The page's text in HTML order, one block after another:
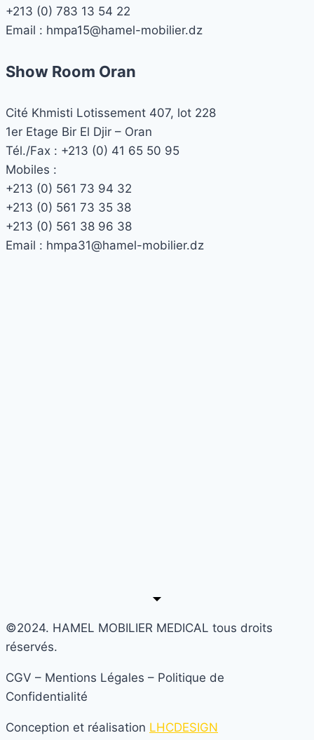
+213 (0) 783 13 54 22
Email : hmpa15@hamel-mobilier.dz
Show Room Oran
Cité Khmisti Lotissement 407, lot 228
1er Etage Bir El Djir – Oran
Tél./Fax : +213 (0) 41 65 50 95
Mobiles :
+213 (0) 561 73 94 32
+213 (0) 561 73 35 38
+213 (0) 561 38 96 38
Email : hmpa31@hamel-mobilier.dz
©2024. HAMEL MOBILIER MEDICAL tous droits
réservés.
CGV – Mentions Légales – Politique de
Confidentialité
Conception et réalisation LHCDESIGN